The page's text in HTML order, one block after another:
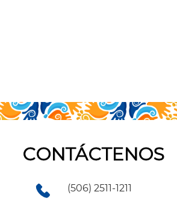
CONTÁCTENOS
(506) 2511-1211